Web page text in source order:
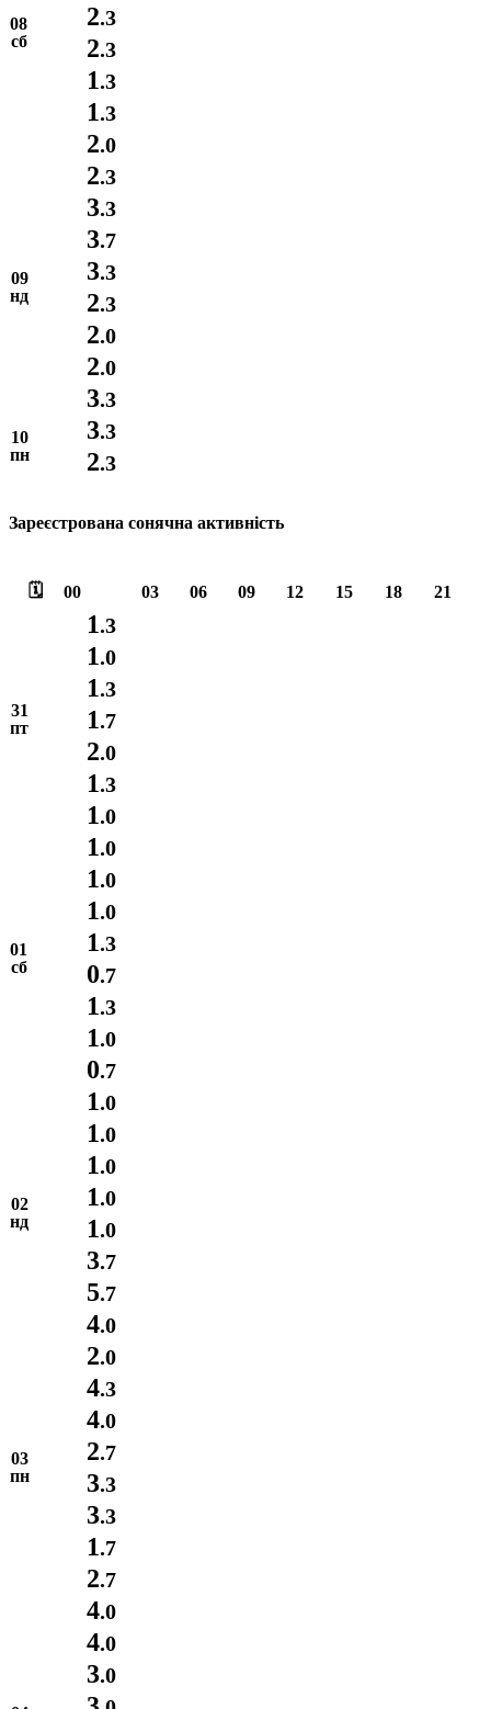
08
сб
2.3
2.3
1.3
1.3
2.0
09
нд
2.3
3.3
3.7
3.3
2.3
2.0
2.0
3.3
10
пн
3.3
2.3
Зареєстрована сонячна активність
🗓️ 00 03 06 09 12 15 18 21
31
пт
1.3
1.0
1.3
1.7
2.0
1.3
1.0
01
сб
1.0
1.0
1.0
1.3
0.7
1.3
1.0
0.7
02
нд
1.0
1.0
1.0
1.0
1.0
3.7
5.7
4.0
03
пн
2.0
4.3
4.0
2.7
3.3
3.3
1.7
2.7
4.0
4.0
3.0